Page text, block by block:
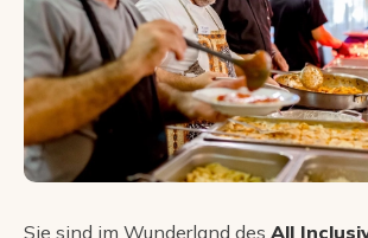
Sie sind im Wunderland des All